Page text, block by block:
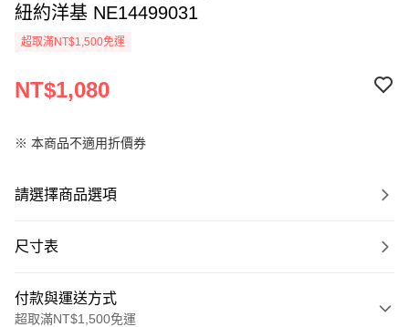
紐約洋基 NE14499031
超取滿NT$1,500免運
NT$1,080
※ 本商品不適用折價券
請選擇商品選項
尺寸表
付款與運送方式
超取滿NT$1,500免運